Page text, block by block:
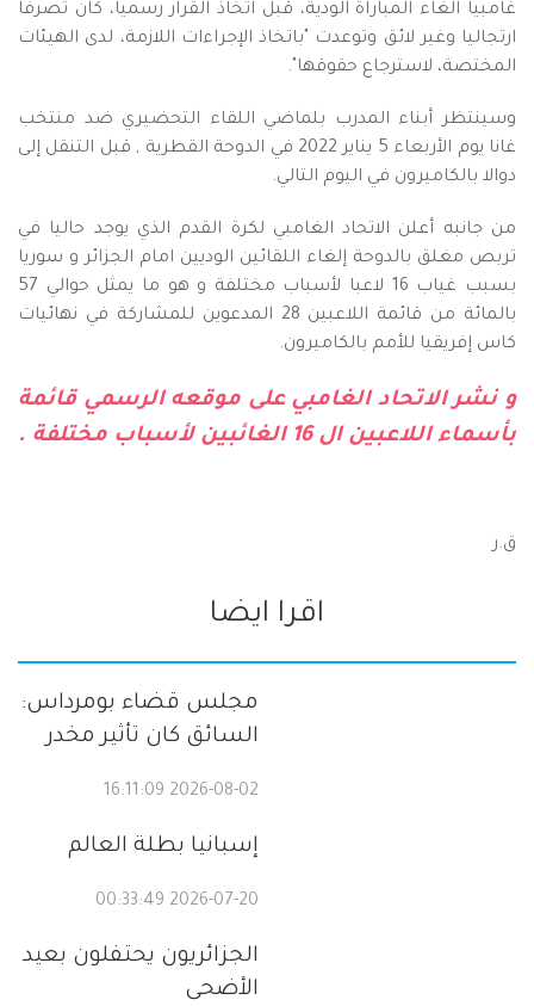
غامبيا الغاء المباراة الودية، قبل اتخاذ القرار رسميا، كان تصرفا
ارتجاليا وغير لائق وتوعدت "باتخاذ الإجراءات اللازمة، لدى الهيئات
المختصة، لاسترجاع حقوقها".
وسينتظر أبناء المدرب بلماضي اللقاء التحضيري ضد منتخب
غانا يوم الأربعاء 5 يناير 2022 في الدوحة القطرية , قبل التنقل إلى
دوالا بالكاميرون في اليوم التالي.
من جانبه أعلن الاتحاد الغامبي لكرة القدم الذي يوجد حاليا في
تربص مغلق بالدوحة إلغاء اللقائين الوديين امام الجزائر و سوريا
بسبب غياب 16 لاعبا لأسباب مختلفة و هو ما يمثل حوالي 57
بالمائة من قائمة اللاعبين 28 المدعوين للمشاركة في نهائيات
كاس إفريقيا للأمم بالكاميرون.
و نشر الاتحاد الغامبي على موقعه الرسمي قائمة
بأسماء اللاعبين ال 16 الغائبين لأسباب مختلفة .
ق.ر
اقرا ايضا
مجلس قضاء بومرداس:
السائق كان تأثير مخدر
2026-08-02 16:11:09
إسبانيا بطلة العالم
2026-07-20 00:33:49
الجزائريون يحتفلون بعيد
الأضحى